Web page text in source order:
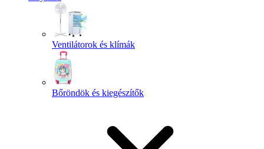
Ventilátorok és klímák
Bőröndök és kiegészítők